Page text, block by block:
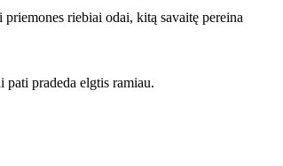
riebiai odai, kitą savaitę pereina
pradeda elgtis ramiau.